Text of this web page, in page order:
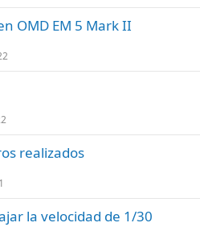
OMD EM 5 Mark II
realizados
la velocidad de 1/30